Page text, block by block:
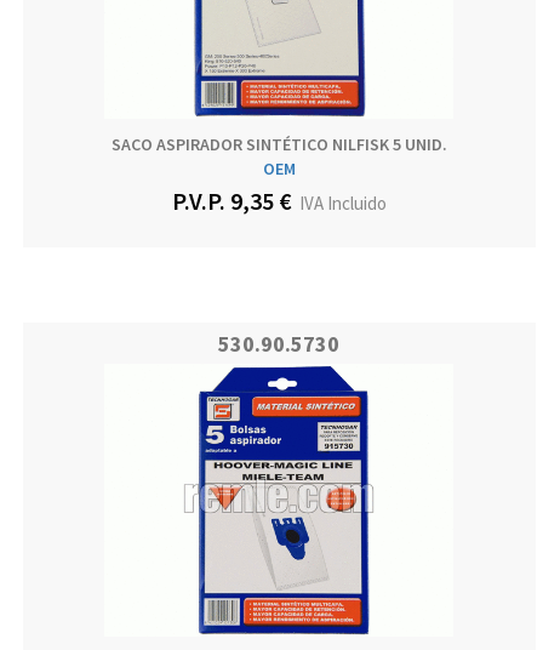
SACO ASPIRADOR SINTÉTICO NILFISK 5 UNID.
OEM
P.V.P. 9,35 €IVA Incluido
530.90.5730